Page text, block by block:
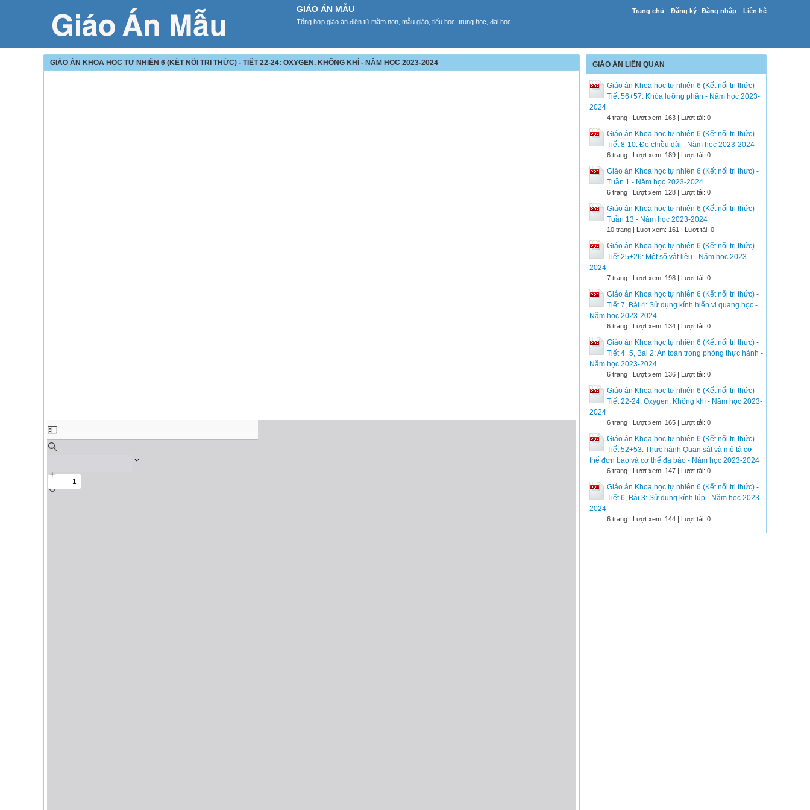
Trang chủ Đăng ký Đăng nhập Liên hệ
GIÁO ÁN MẪU
Tổng hợp giáo án điện tử mầm non, mẫu giáo, tiểu học, trung học, đại học
GIÁO ÁN KHOA HỌC TỰ NHIÊN 6 (KẾT NỐI TRI THỨC) - TIẾT 22-24: OXYGEN. KHÔNG KHÍ - NĂM HỌC 2023-2024 GIÁO ÁN LIÊN QUAN
Giáo án Khoa học tự nhiên 6 (Kết nối tri thức) -
Tiết 56+57: Khóa lưỡng phân - Năm học 2023-
2024
4 trang | Lượt xem: 163 | Lượt tải: 0
Giáo án Khoa học tự nhiên 6 (Kết nối tri thức) -
Tiết 8-10: Đo chiều dài - Năm học 2023-2024
6 trang | Lượt xem: 189 | Lượt tải: 0
Giáo án Khoa học tự nhiên 6 (Kết nối tri thức) -
Tuần 1 - Năm học 2023-2024
6 trang | Lượt xem: 128 | Lượt tải: 0
Giáo án Khoa học tự nhiên 6 (Kết nối tri thức) -
Tuần 13 - Năm học 2023-2024
10 trang | Lượt xem: 161 | Lượt tải: 0
Giáo án Khoa học tự nhiên 6 (Kết nối tri thức) -
Tiết 25+26: Một số vật liệu - Năm học 2023-
2024
7 trang | Lượt xem: 198 | Lượt tải: 0
Giáo án Khoa học tự nhiên 6 (Kết nối tri thức) -
Tiết 7, Bài 4: Sử dụng kính hiển vi quang học -
Năm học 2023-2024
6 trang | Lượt xem: 134 | Lượt tải: 0
Giáo án Khoa học tự nhiên 6 (Kết nối tri thức) -
Tiết 4+5, Bài 2: An toàn trong phòng thực hành -
Năm học 2023-2024
6 trang | Lượt xem: 136 | Lượt tải: 0
Giáo án Khoa học tự nhiên 6 (Kết nối tri thức) -
Tiết 22-24: Oxygen. Không khí - Năm học 2023-
2024
6 trang | Lượt xem: 165 | Lượt tải: 0
Giáo án Khoa học tự nhiên 6 (Kết nối tri thức) -
Tiết 52+53: Thực hành Quan sát và mô tả cơ
thể đơn bào và cơ thể đa bào - Năm học 2023-2024
6 trang | Lượt xem: 147 | Lượt tải: 0
Giáo án Khoa học tự nhiên 6 (Kết nối tri thức) -
Tiết 6, Bài 3: Sử dụng kính lúp - Năm học 2023-
2024
6 trang | Lượt xem: 144 | Lượt tải: 0